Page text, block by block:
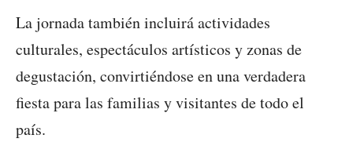
La jornada también incluirá actividades
culturales, espectáculos artísticos y zonas de
degustación, convirtiéndose en una verdadera
fiesta para las familias y visitantes de todo el
país.